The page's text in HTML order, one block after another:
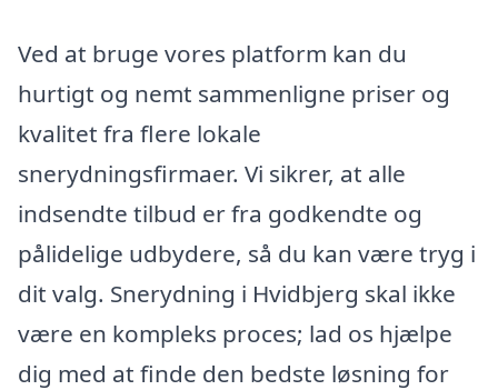
Ved at bruge vores platform kan du
hurtigt og nemt sammenligne priser og
kvalitet fra flere lokale
snerydningsfirmaer. Vi sikrer, at alle
indsendte tilbud er fra godkendte og
pålidelige udbydere, så du kan være tryg i
dit valg. Snerydning i Hvidbjerg skal ikke
være en kompleks proces; lad os hjælpe
dig med at finde den bedste løsning for